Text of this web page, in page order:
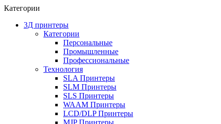
Категории
3Д принтеры
Категории
Персональные
Промышленные
Профессиональные
Технология
SLA Принтеры
SLM Принтеры
SLS Принтеры
WAAM Принтеры
LCD/DLP Принтеры
MJP Принтеры